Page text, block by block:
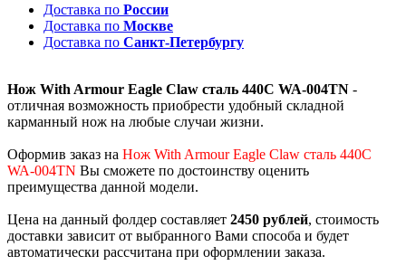
Доставка по России
Доставка по Москве
Доставка по Санкт-Петербургу
Нож With Armour Eagle Claw сталь 440C WA-004TN -
отличная возможность приобрести удобный складной
карманный нож на любые случаи жизни.
Оформив заказ на Нож With Armour Eagle Claw сталь 440C
WA-004TN Вы сможете по достоинству оценить
преимущества данной модели.
Цена на данный фолдер составляет 2450 рублей, стоимость
доставки зависит от выбранного Вами способа и будет
автоматически рассчитана при оформлении заказа.